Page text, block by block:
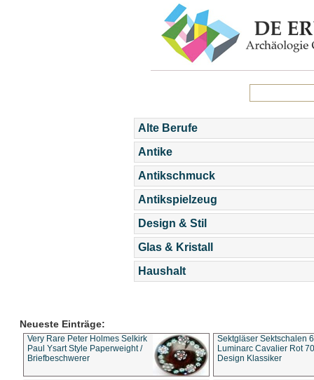
Alte Berufe
Antike
Antikschmuck
Antikspielzeug
Design & Stil
Glas & Kristall
Haushalt
Neueste Einträge:
Very Rare Peter Holmes Selkirk
Paul Ysart Style Paperweight /
Briefbeschwerer
Sektgläser Sektschalen
Luminarc Cavalier Rot
Design Klassiker